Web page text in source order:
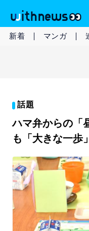
新着 マンガ
話題
ハマ弁からの「
も「大きな一歩